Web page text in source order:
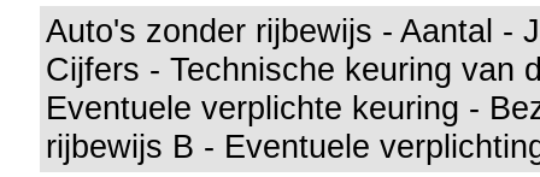
Auto's zonder rijbewijs - Aantal -
Cijfers - Technische keuring van
Eventuele verplichte keuring -
rijbewijs B - Eventuele